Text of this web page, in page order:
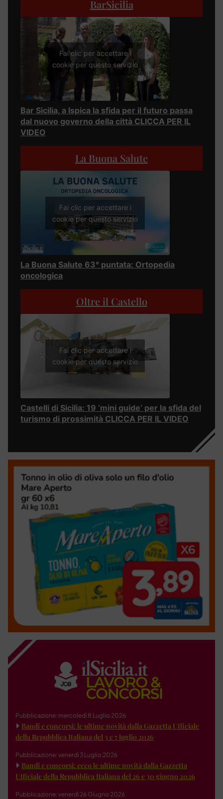
BarSicilia
Fai clic per accettare i
cookie per questo servizio
Bar Sicilia, a Ispica la sfida per il futuro passa
dal nuovo governo della città CLICCA PER IL
VIDEO
La Buona Salute
Fai clic per accettare i
cookie per questo servizio
La Buona Salute 63° puntata: Ortopedia
oncologica
Oltre il Castello
Fai clic per accettare i
cookie per questo servizio
Castelli di Sicilia: 19 ‘mini guide’ per la sfida del
turismo di prossimità CLICCA PER IL VIDEO
Pubblicazione: mercoledì 8 Luglio 2026
Bandi e concorsi: le ultime novità dalla Gazzetta Ufficiale
della Repubblica Italiana del 3 e 7 luglio 2026
Pubblicazione: venerdì 3 Luglio 2026
Bandi e concorsi: ecco le ultime novità dalla Gazzetta
Ufficiale della Repubblica Italiana del 26 e 30 giugno 2026
Pubblicazione: venerdì 26 Giugno 2026